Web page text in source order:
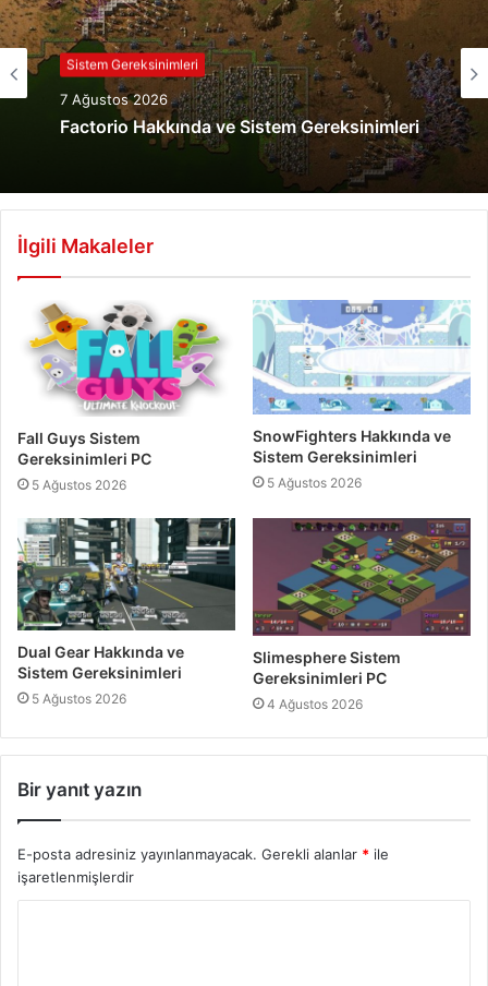
Sistem Gereksinimleri
7 Ağustos 2026
Factorio Hakkında ve Sistem Gereksinimleri
İlgili Makaleler
Fall Guys Sistem
Gereksinimleri PC
5 Ağustos 2026
SnowFighters Hakkında ve
Sistem Gereksinimleri
5 Ağustos 2026
Dual Gear Hakkında ve
Sistem Gereksinimleri
5 Ağustos 2026
Slimesphere Sistem
Gereksinimleri PC
4 Ağustos 2026
Bir yanıt yazın
E-posta adresiniz yayınlanmayacak. Gerekli alanlar * ile
işaretlenmişlerdir